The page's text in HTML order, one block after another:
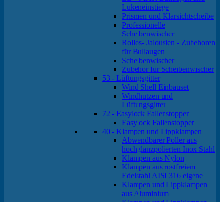
Lukeneinstiege
Prismen und Klarsichtscheibe
Professionelle
Scheibenwischer
Rollos- Jalousien - Zubehoren
für Bullaugen
Scheibenwischer
Zubehör für Scheibenwischer
53 - Lüftungsgitter
Wind Shell Einbauset
Windhutzen und
Lüftungsgitter
72 - Easylock Fallenstopper
Easylock Fallenstopper
40 - Klampen und Lippklampen
Abwendbarer Poller aus
hochglanzpolierten Inox Stahl
Klampen aus Nylon
Klampen aus rostfreiem
Edelstahl AISI 316 eigene
Klampen und Lippklampen
aus Aluminium